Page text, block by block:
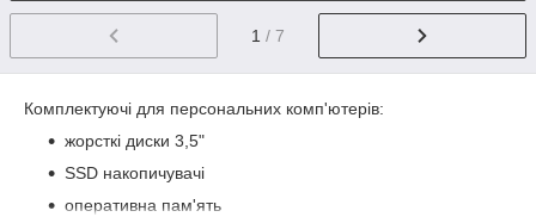
1 / 7
Комплектуючі для персональних комп'ютерів:
жорсткі диски 3,5"
SSD накопичувачі
оперативна пам'ять